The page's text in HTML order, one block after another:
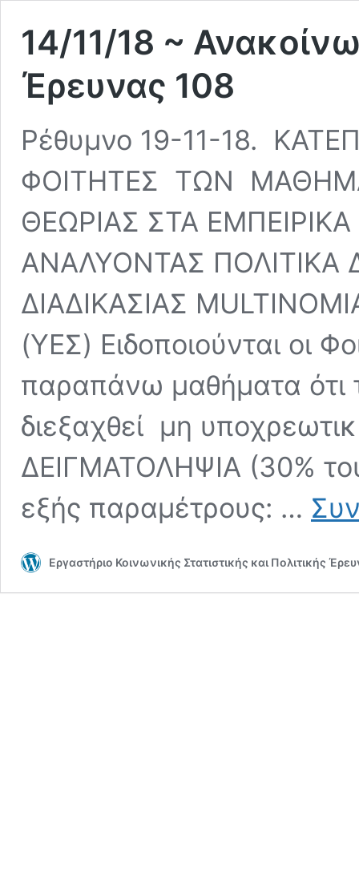
14/11/18 ~
Έρευνας 108
Ρέθυμνο 19-11-18.
ΦΟΙΤΗΤΕΣ ΤΩΝ
ΘΕΩΡΙΑΣ ΣΤΑ
ΑΝΑΛΥΟΝΤΑΣ ΠΟΛΙΤΙΚΑ
ΔΙΑΔΙΚΑΣΙΑΣ
(ΥΕΣ) Ειδοποιούνται οι
παραπάνω μαθήματα
διεξαχθεί μη
ΔΕΙΓΜΑΤΟΛΗΨΙΑ (30%
εξής παραμέτρους: …
Εργαστήριο Κοινωνικής Στατιστικής και Πολιτικής